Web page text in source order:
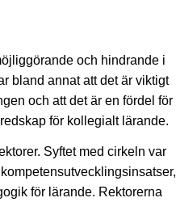
och hindrande i
bland annat att det är viktigt
och att det är en fördel för
för kollegialt lärande.
Syftet med cirkeln var
för lärande. Rektorerna